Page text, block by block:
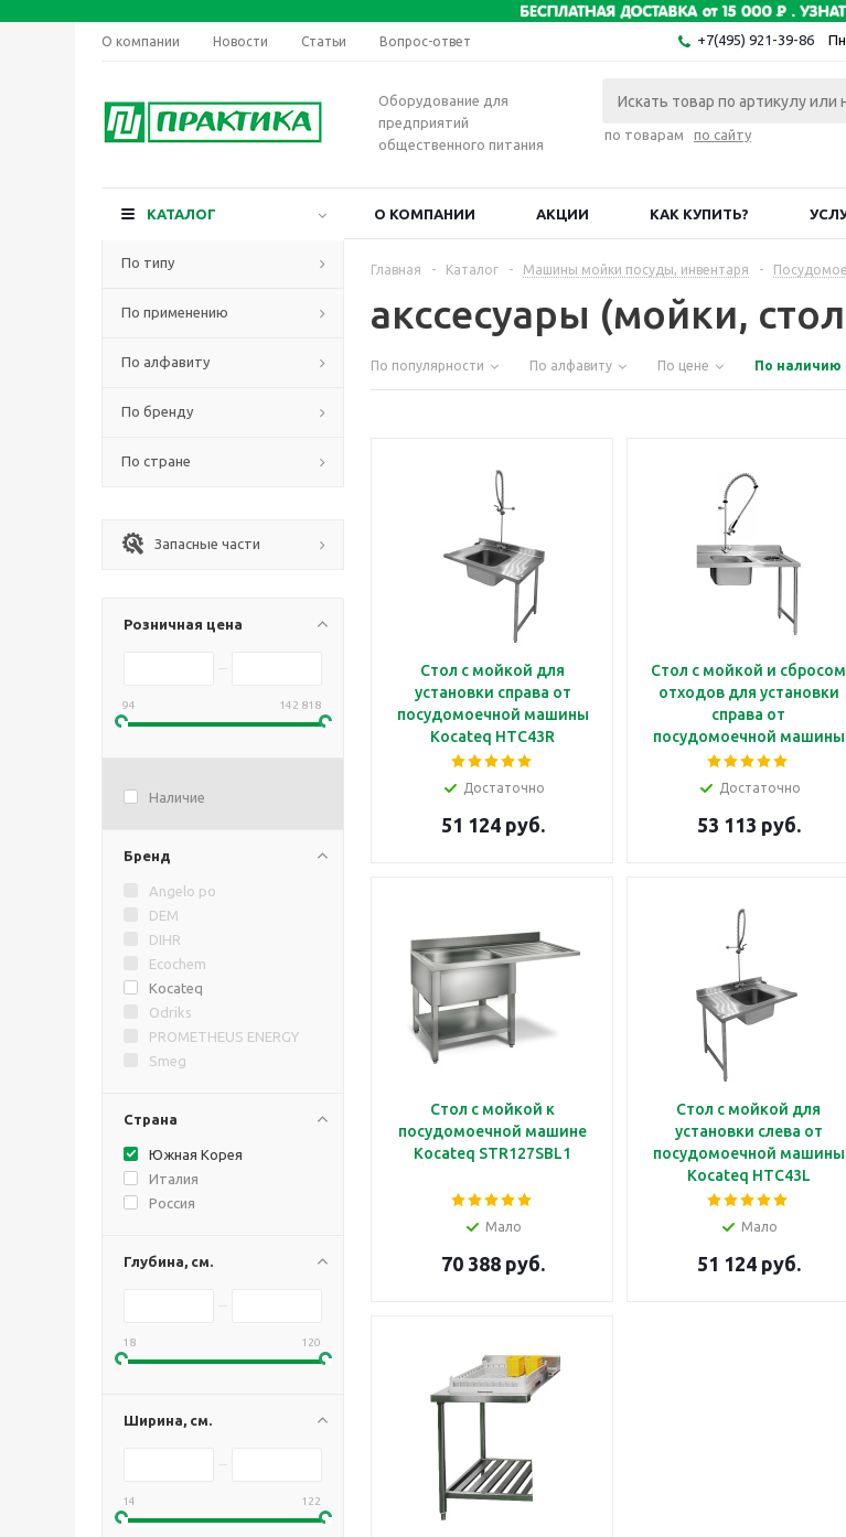
О компании Новости Статьи Вопрос-ответ +7(495) 921-39-86
Оборудование для
предприятий
общественного питания
по товарам по сайту
КАТАЛОГ О КОМПАНИИ АКЦИИ КАК КУПИТЬ?
По типу
По применению
По алфавиту
По бренду
По стране
Запасные части
Розничная цена
94 142 818
Наличие
Бренд
Angelo po
DEM
DIHR
Ecochem
Kocateq
Odriks
PROMETHEUS ENERGY
Smeg
Страна
Южная Корея
Италия
Россия
Глубина, см.
18 120
Ширина, см.
14 122
Главная - Каталог - Машины мойки посуды, инвентаря -
акссесуары (мойки,
По популярности По алфавиту По цене По наличию
Стол с мойкой для
установки справа от
посудомоечной машины
Kocateq HTC43R
Достаточно
51 124 руб.
Стол с мойкой и сбросом
отходов для установки
справа от
посудомоечной машины
Kocateq HTC48R
Достаточно
53 113 руб.
Стол с мойкой к
посудомоечной машине
Kocateq STR127SBL1
Мало
70 388 руб.
Стол с мойкой для
установки слева от
посудомоечной машины
Kocateq HTC43L
Мало
51 124 руб.